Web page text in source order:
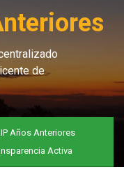
de
Años Anteriores
Activa